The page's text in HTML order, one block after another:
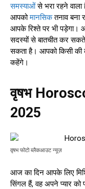
समस्याओंसे भरा रहने
आपकोमानसिकतनाव बना
आपके रिश्ते पर भी पड़ेगा।
सदस्यों से बातचीत कर
सकता है। आपको किसी की
कहेंगे।
वृषभ
2025
वृषभ फोटो ब्लैकआउट न्यूज़
आज का दिन आपके लिए
सिंगल हैं, वह अपने प्यार